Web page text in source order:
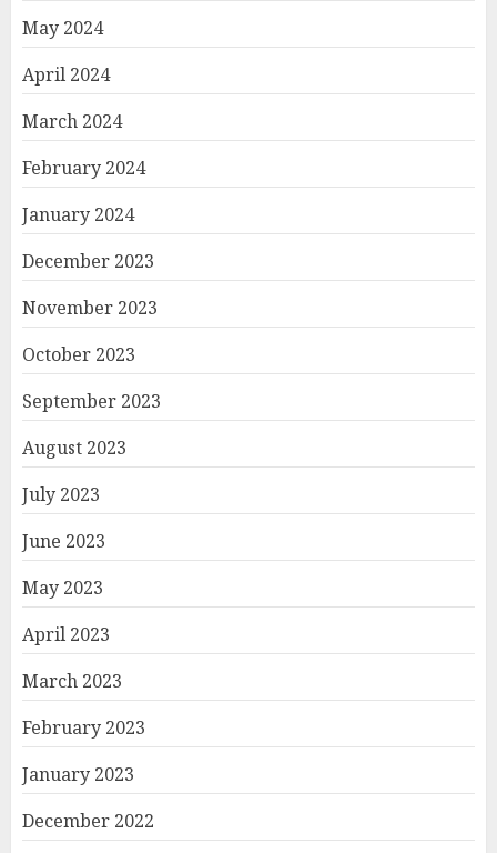
May 2024
April 2024
March 2024
February 2024
January 2024
December 2023
November 2023
October 2023
September 2023
August 2023
July 2023
June 2023
May 2023
April 2023
March 2023
February 2023
January 2023
December 2022